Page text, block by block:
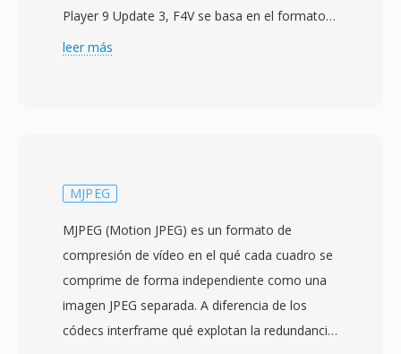
Player 9 Update 3, F4V se basa en el formato
de medios base ISO (MPEG-4 Part 14) y fue
estandarizada de atomos/cajas compatible
otras herramientas y flujos de trabajo de
medios. El formato soporta funciones
avanzadas como codificación H.264 de perfil
alto, audio AAC multicanal y texto temporizado
para subtítulos y leyendas. F4V represento un
leer más
MJPEG
MJPEG (Motion JPEG) es un formato de
compresión de vídeo en el qué cada cuadro se
comprime de forma independiente como una
imagen JPEG separada. A diferencia de los
códecs interframe qué explotan la redundancia